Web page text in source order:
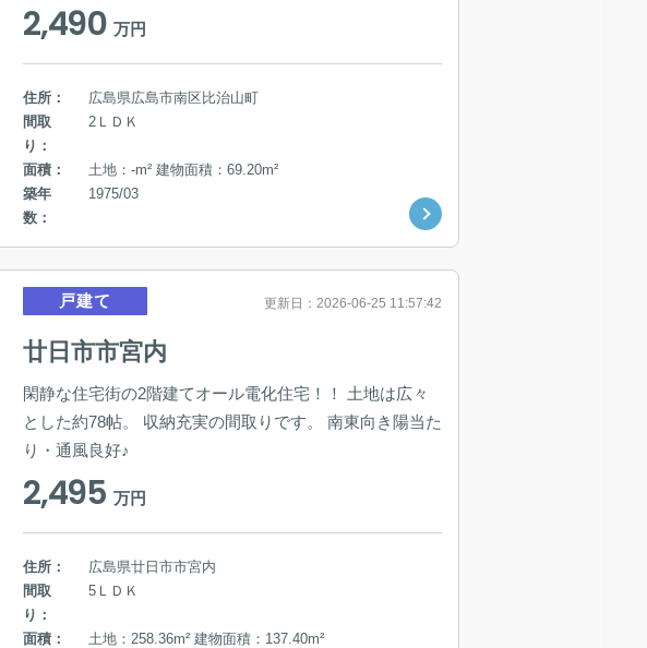
2,490 万円
住所：
広島県広島市南区比治山町
間取
り：
2ＬＤＫ
面積：
土地：-m² 建物面積：69.20m²
築年
数：
1975/03
戸建て 更新日：2026-06-25 11:57:42
廿日市市宮内
閑静な住宅街の2階建てオール電化住宅！！ 土地は広々
とした約78帖。 収納充実の間取りです。 南東向き陽当た
り・通風良好♪
2,495 万円
住所：
広島県廿日市市宮内
間取
り：
5ＬＤＫ
面積：
土地：258.36m² 建物面積：137.40m²